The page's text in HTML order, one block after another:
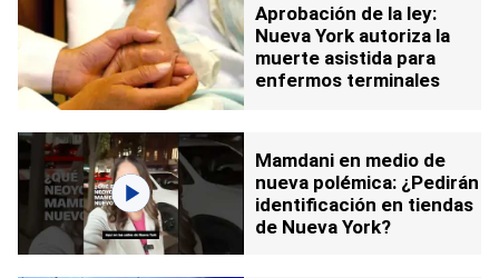
Aprobación de la ley:
Nueva York autoriza la
muerte asistida para
enfermos terminales
Mamdani en medio de
nueva polémica: ¿Pedirán
identificación en tiendas
de Nueva York?